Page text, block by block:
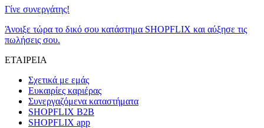
Γίνε συνεργάτης!
Άνοιξε τώρα το δικό σου κατάστημα SHOPFLIX και αύξησε τις
πωλήσεις σου.
ΕΤΑΙΡΕΙΑ
Σχετικά με εμάς
Ευκαιρίες καριέρας
Συνεργαζόμενα καταστήματα
SHOPFLIX B2B
SHOPFLIX app